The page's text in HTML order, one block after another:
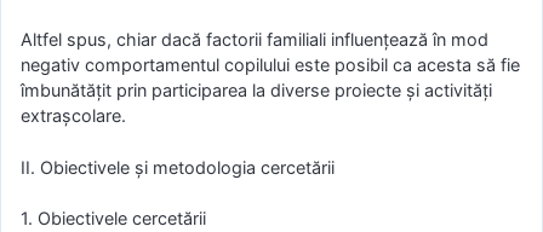
Altfel spus, chiar dacă factorii familiali influențează în mod
negativ comportamentul copilului este posibil ca acesta să fie
îmbunătățit prin participarea la diverse proiecte și activități
extrașcolare.
II. Obiectivele și metodologia cercetării
1. Obiectivele cercetării